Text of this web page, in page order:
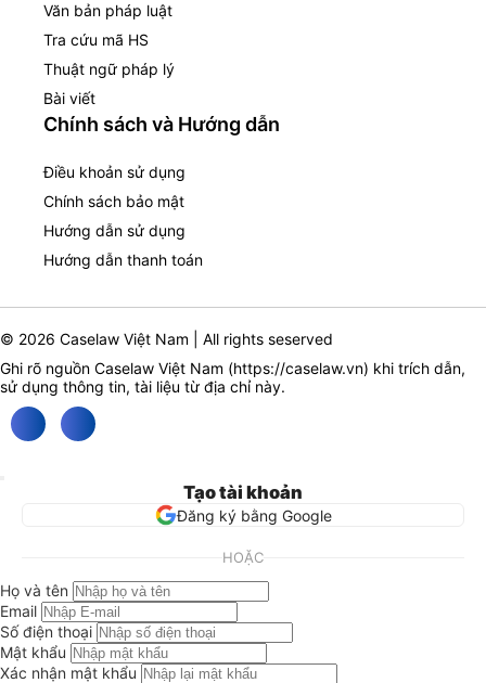
Văn bản pháp luật
Tra cứu mã HS
Thuật ngữ pháp lý
Bài viết
Chính sách và Hướng dẫn
Điều khoản sử dụng
Chính sách bảo mật
Hướng dẫn sử dụng
Hướng dẫn thanh toán
© 2026 Caselaw Việt Nam | All rights seserved
Ghi rõ nguồn Caselaw Việt Nam (https://caselaw.vn) khi trích dẫn,
sử dụng thông tin, tài liệu từ địa chỉ này.
Tạo tài khoản
Đăng ký bằng Google
HOẶC
Họ và tên
Email
Số điện thoại
Mật khẩu
Xác nhận mật khẩu